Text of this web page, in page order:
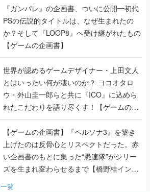
『ガンパレ』の企画書、ついに公開━初代
PSの伝説的タイトルは、なぜ生まれたの
か？そして『LOOP8』へ受け継がれたもの
【ゲームの企画書】
世界が認めるゲームデザイナー・上田文人
とはいったい何が凄いのか？ ヨコオタロ
ウ・外山圭一郎らと共に『ICO』に込めら
れたこだわりを語り尽くす！【ゲームの企
画書】
【ゲームの企画書】『ペルソナ3』を築き
上げたのは反骨心とリスペクトだった。赤
い企画書のもとに集った“愚連隊”がシリー
ズを生まれ変わらせるまで【橋野桂インタ
ビュー】
覧